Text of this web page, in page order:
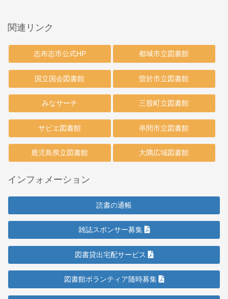
関連リンク
志布志市公式HP
国立国会図書館
みなサーチ
サピエ図書館
鹿児島県立図書館
都城市立図書館
曽於市立図書館
三股町立図書館
串間市立図書館
大隅広域図書館
インフォメーション
読書の通帳
雑誌スポンサー募集
図書貸出宅配サービス
図書館ボランティア随時募集